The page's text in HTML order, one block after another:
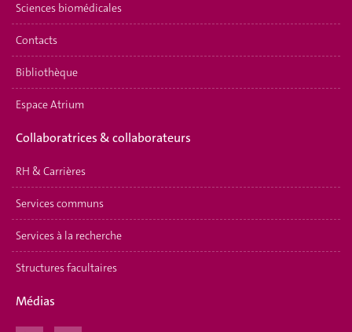
Sciences biomédicales
Contacts
Bibliothèque
Espace Atrium
Collaboratrices & collaborateurs
RH & Carrières
Services communs
Services à la recherche
Structures facultaires
Médias